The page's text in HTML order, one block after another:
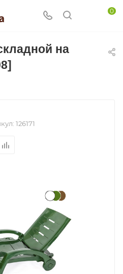
0
на
126171